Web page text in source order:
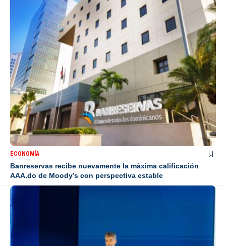
ECONOMÍA
Banreservas recibe nuevamente la máxima calificación
AAA.do de Moody’s con perspectiva estable